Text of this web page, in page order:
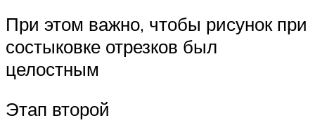
При этом важно, чтобы рисунок при
состыковке отрезков был
целостным
Этап второй